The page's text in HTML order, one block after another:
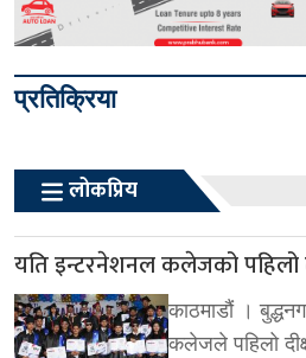
प्रतिक्रिया
लोकप्रिय
यति इन्टरनेशनल कलेजको पहिलो
काठमाडौं ।
कलेजले पहिलो